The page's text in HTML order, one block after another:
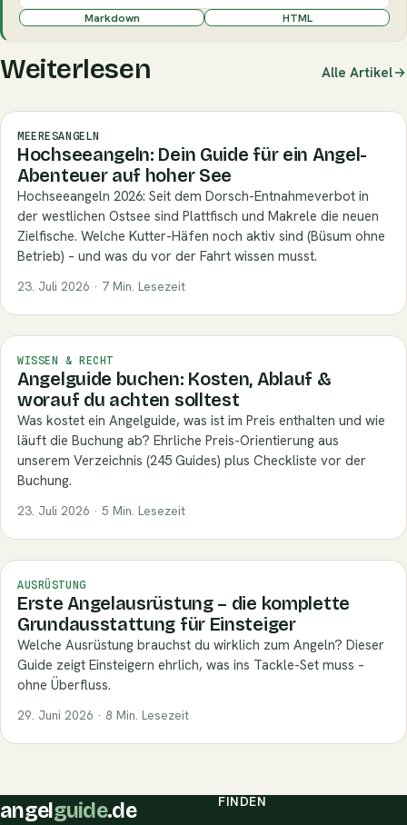
Markdown HTML
Weiterlesen Alle Artikel
MEERESANGELN
Hochseeangeln: Dein Guide für ein Angel-
Abenteuer auf hoher See
Hochseeangeln 2026: Seit dem Dorsch-Entnahmeverbot in
der westlichen Ostsee sind Plattfisch und Makrele die neuen
Zielfische. Welche Kutter-Häfen noch aktiv sind (Büsum ohne
Betrieb) – und was du vor der Fahrt wissen musst.
23. Juli 2026 · 7 Min. Lesezeit
WISSEN & RECHT
Angelguide buchen: Kosten, Ablauf &
worauf du achten solltest
Was kostet ein Angelguide, was ist im Preis enthalten und wie
läuft die Buchung ab? Ehrliche Preis-Orientierung aus
unserem Verzeichnis (245 Guides) plus Checkliste vor der
Buchung.
23. Juli 2026 · 5 Min. Lesezeit
AUSRÜSTUNG
Erste Angelausrüstung – die komplette
Grundausstattung für Einsteiger
Welche Ausrüstung brauchst du wirklich zum Angeln? Dieser
Guide zeigt Einsteigern ehrlich, was ins Tackle-Set muss –
ohne Überfluss.
29. Juni 2026 · 8 Min. Lesezeit
angel guide.de FINDEN